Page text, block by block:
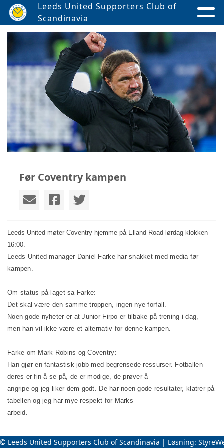
Leeds United Supporters Club of
Scandinavia
Før Coventry kampen
Leeds United møter Coventry hjemme på Elland Road lørdag klokken
16:00.
Leeds United-manager Daniel Farke har snakket med media før
kampen.
Om status på laget sa Farke:
Det skal være den samme troppen, ingen nye forfall.
Noen gode nyheter er at Junior Firpo er tilbake på trening i dag,
men han vil ikke være et alternativ for denne kampen.
Farke om Mark Robins og Coventry:
Han gjør en fantastisk jobb med begrensede ressurser. Fotballen
deres er fin å se på, de er modige, de prøver å
angripe og jeg liker dem godt. De har noen gode resultater, klatrer på
tabellen og jeg har mye respekt for Marks
arbeid.
© Leeds United Supporters Club of Scandinavia | Løsning: